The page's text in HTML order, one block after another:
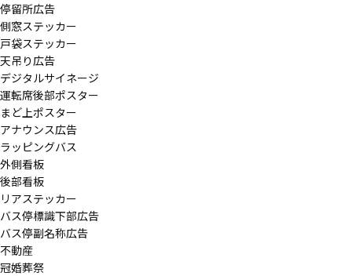
停留所広告
側窓ステッカー
戸袋ステッカー
天吊り広告
デジタルサイネージ
運転席後部ポスター
まど上ポスター
アナウンス広告
ラッピングバス
外側看板
後部看板
リアステッカー
バス停標識下部広告
バス停副名称広告
不動産
冠婚葬祭